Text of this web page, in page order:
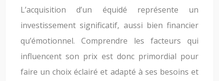
L’acquisition d’un équidé représente un
investissement significatif, aussi bien financier
qu’émotionnel. Comprendre les facteurs qui
influencent son prix est donc primordial pour
faire un choix éclairé et adapté à ses besoins et